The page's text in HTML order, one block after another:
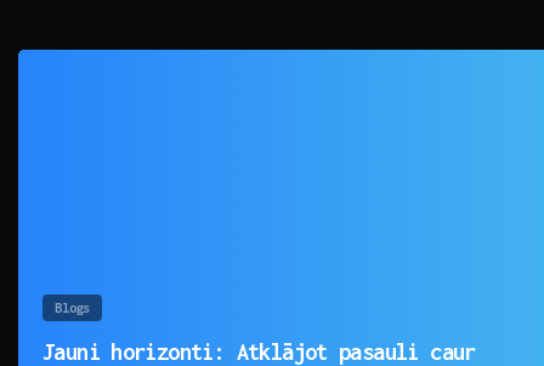
Blogs
Jauni horizonti: Atklājot pasauli caur